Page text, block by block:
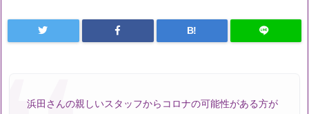
B!
浜田さんの親しいスタッフからコロナの可能性がある方が